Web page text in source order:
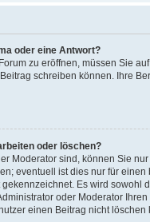
oder eine Antwort?
zu eröffnen, müssen Sie
schreiben können. Ihre
oder löschen?
Moderator sind, können Sie
eventuell ist dies nur für
Es wird sowohl
oder Moderator
einen Beitrag nicht